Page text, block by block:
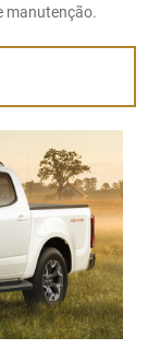
manutenção.